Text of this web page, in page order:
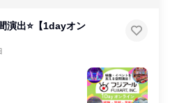
演出⭐【1dayオン